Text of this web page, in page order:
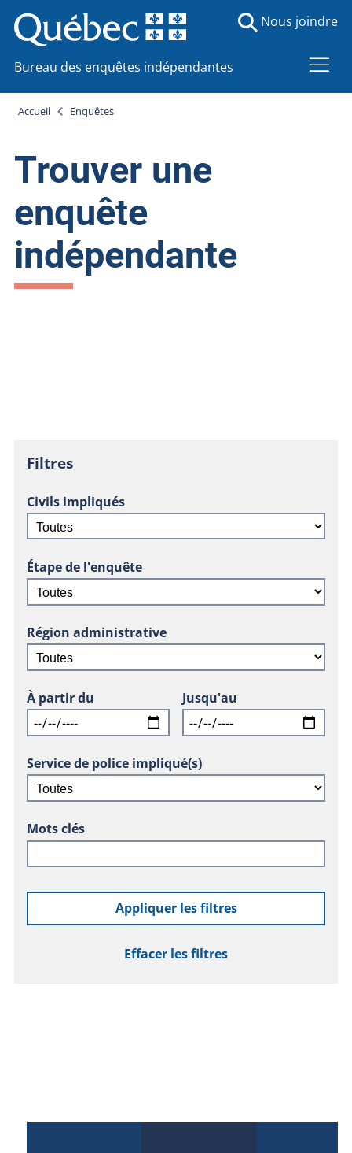
Bureau des enquêtes indépendantes
Nous joindre
Accueil Enquêtes
Trouver une
enquête
indépendante
Filtres
Civils impliqués
Étape de l'enquête
Région administrative
À partir du Jusqu'au
Service de police impliqué(s)
Mots clés
Appliquer les filtres
Effacer les filtres